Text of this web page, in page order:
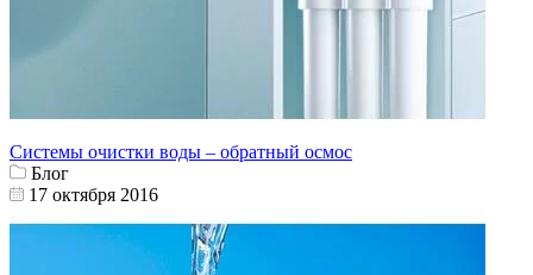
Системы очистки воды – обратный осмос
Блог
17 октября 2016